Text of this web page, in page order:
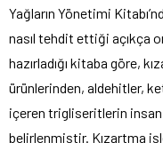
Yağların Yönetimi
nasıl tehdit ettiği açıkça
hazırladığı kitaba göre,
ürünlerinden, aldehitler,
içeren trigliseritlerin insan
belirlenmiştir. Kızartma